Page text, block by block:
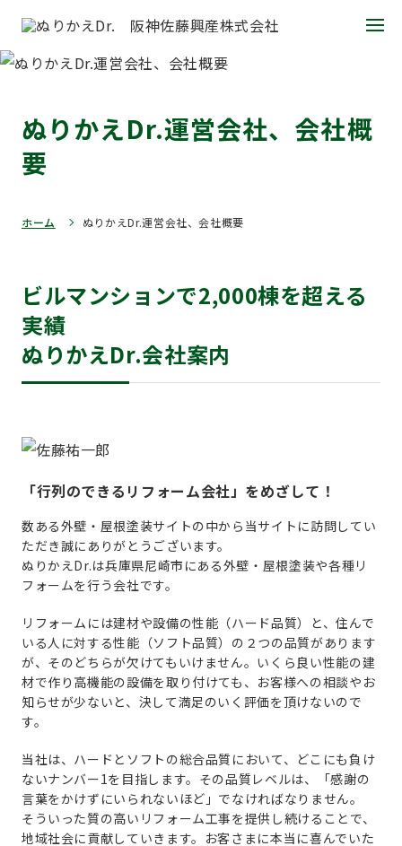
ぬりかえDr.運営会社、会社概
要
ホーム ぬりかえDr.運営会社、会社概要
ビルマンションで2,000棟を超える
実績
ぬりかえDr.会社案内
「行列のできるリフォーム会社」をめざして！
数ある外壁・屋根塗装サイトの中から当サイトに訪問してい
ただき誠にありがとうございます。
ぬりかえDr.は兵庫県尼崎市にある外壁・屋根塗装や各種リ
フォームを行う会社です。
リフォームには建材や設備の性能（ハード品質）と、住んで
いる人に対する性能（ソフト品質）の２つの品質があります
が、そのどちらが欠けてもいけません。いくら良い性能の建
材で作り高機能の設備を取り付けても、お客様への相談やお
知らせが少ないと、決して満足のいく評価を頂けないので
す。
当社は、ハードとソフトの総合品質において、どこにも負け
ないナンバー1を目指します。その品質レベルは、「感謝の
言葉をかけずにいられないほど」でなければなりません。
そういった質の高いリフォーム工事を提供し続けることで、
地域社会に貢献していきます。お客さまに本当に喜んでいた